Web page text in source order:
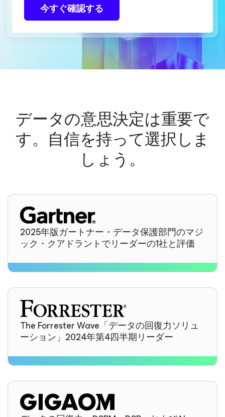
今すぐ確認する
データの意思決定は重要で
す。自信を持って選択しま
しょう。
2025年版ガートナー・データ保護部門のマジ
ック・クアドラントでリーダーの1社と評価
The Forrester Wave「データの回復力ソリュ
ーション」2024年第4四半期リーダー